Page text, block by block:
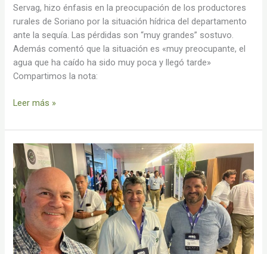
Servag, hizo énfasis en la preocupación de los productores
rurales de Soriano por la situación hídrica del departamento
ante la sequía. Las pérdidas son “muy grandes” sostuvo.
Además comentó que la situación es «muy preocupante, el
agua que ha caído ha sido muy poca y llegó tarde»
Compartimos la nota:
Leer más »
Servag
en
Agro
en
Punta
2026